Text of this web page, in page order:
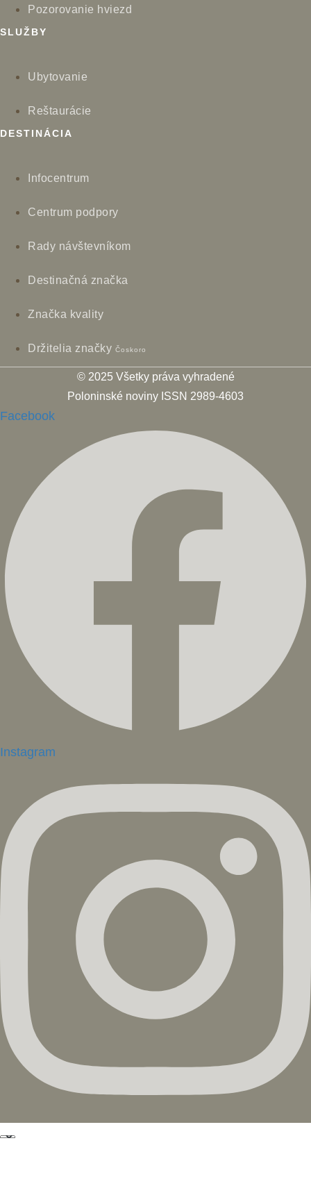
Pozorovanie hviezd
SLUŽBY
Ubytovanie
Reštaurácie
DESTINÁCIA
Infocentrum
Centrum podpory
Rady návštevníkom
Destinačná značka
Značka kvality
Držitelia značky Čoskoro
© 2025 Všetky práva vyhradené
Poloninské noviny ISSN 2989-4603
Facebook
Instagram